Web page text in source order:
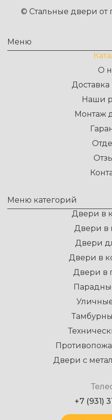
© Стальные двери от
Меню
О
Доставка
Наши
Монтаж
Меню категорий
Двери в
Двери в
Двери
Двери в
Двери в
Двери с
+7 (931)